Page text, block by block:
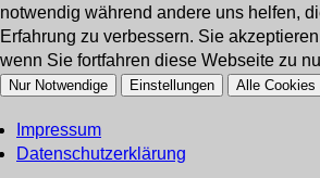
notwendig während andere uns helfen,
Erfahrung zu verbessern. Sie
wenn Sie fortfahren diese Webseite zu
Nur Notwendige Einstellungen Alle Cookies
Impressum
Datenschutzerklärung